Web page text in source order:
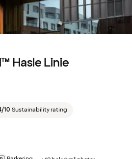
Hasle Linie
10 Sustainability rating